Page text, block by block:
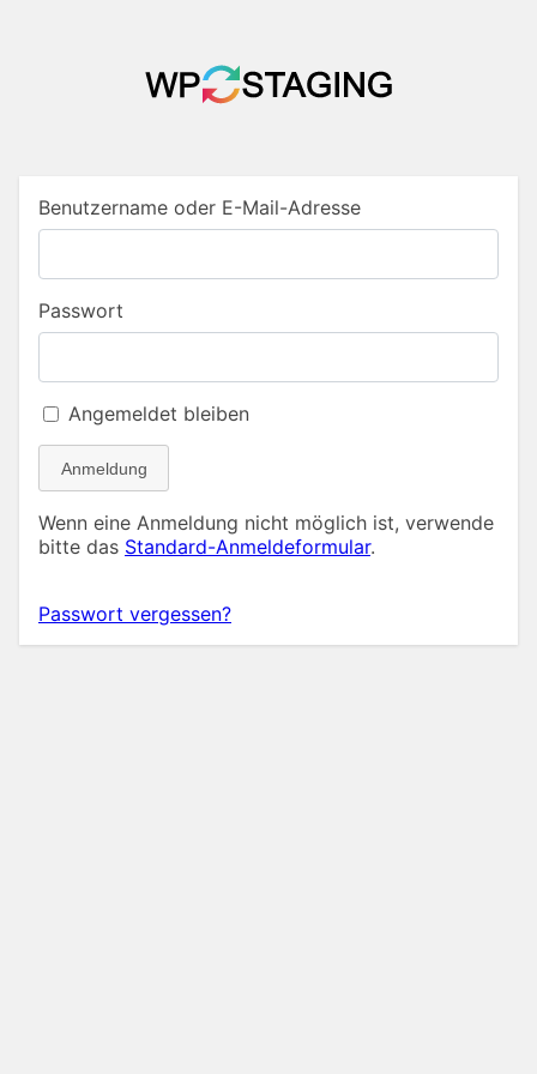
Benutzername oder E-Mail-Adresse
Passwort
Angemeldet bleiben
Anmeldung
Wenn eine Anmeldung nicht möglich ist, verwende
bitte das Standard-Anmeldeformular.
Passwort vergessen?